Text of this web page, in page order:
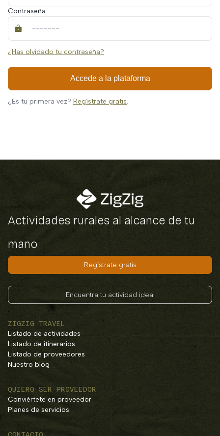
Contraseña
¿Has olvidado tu contraseña?
Accede a la plataforma
¿Es tu primera vez? Regístrate gratis.
Actividades rurales al alcance de tu
mano
Regístrate gratis
Encuentra tu actividad ideal
ZIGZIG TRAVEL
Listado de actividades
Listado de itinerarios
Listado de proveedores
Nuestro blog
QUIERO SER PROVEEDOR
Conviértete en proveedor
Planes de servicios